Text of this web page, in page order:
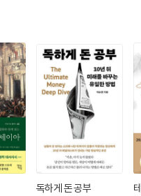
독하게 돈 공부